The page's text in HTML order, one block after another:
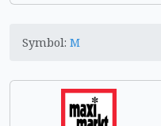
Symbol: M